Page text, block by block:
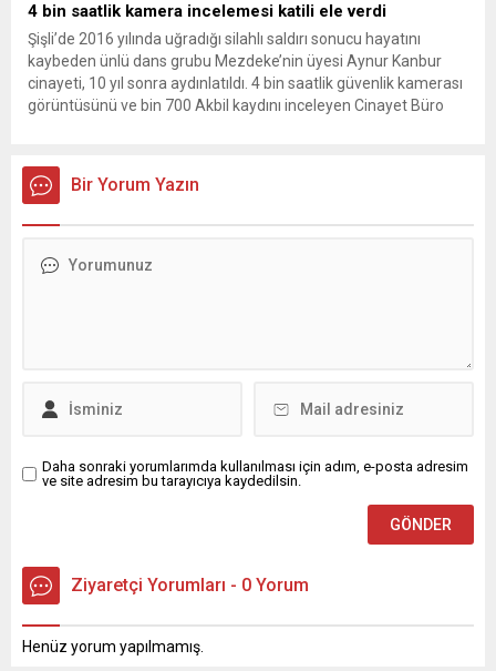
4 bin saatlik kamera incelemesi katili ele verdi
Şişli’de 2016 yılında uğradığı silahlı saldırı sonucu hayatını
kaybeden ünlü dans grubu Mezdeke’nin üyesi Aynur Kanbur
cinayeti, 10 yıl sonra aydınlatıldı. 4 bin saatlik güvenlik kamerası
görüntüsünü ve bin 700 Akbil kaydını inceleyen Cinayet Büro
Bir Yorum Yazın
Daha sonraki yorumlarımda kullanılması için adım, e-posta adresim
ve site adresim bu tarayıcıya kaydedilsin.
Ziyaretçi Yorumları - 0 Yorum
Henüz yorum yapılmamış.